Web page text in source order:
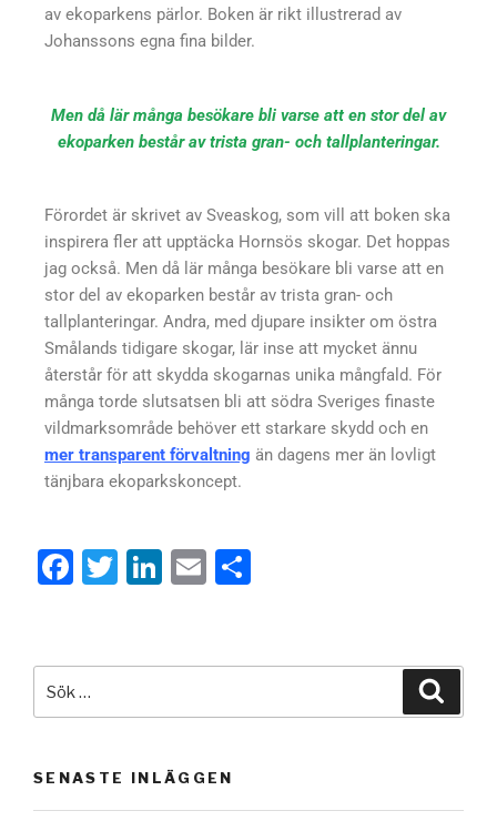
av ekoparkens pärlor. Boken är rikt illustrerad av
Johanssons egna fina bilder.
Men då lär många besökare bli varse att en stor del av
ekoparken består av trista gran- och tallplanteringar.
Förordet är skrivet av Sveaskog, som vill att boken ska
inspirera fler att upptäcka Hornsös skogar. Det hoppas
jag också. Men då lär många besökare bli varse att en
stor del av ekoparken består av trista gran- och
tallplanteringar. Andra, med djupare insikter om östra
Smålands tidigare skogar, lär inse att mycket ännu
återstår för att skydda skogarnas unika mångfald. För
många torde slutsatsen bli att södra Sveriges finaste
vildmarksområde behöver ett starkare skydd och en
mer transparent förvaltning än dagens mer än lovligt
tänjbara ekoparkskoncept.
F
e
b
o
T
er
Li
e
dI
E
SENASTE INLÄGGEN